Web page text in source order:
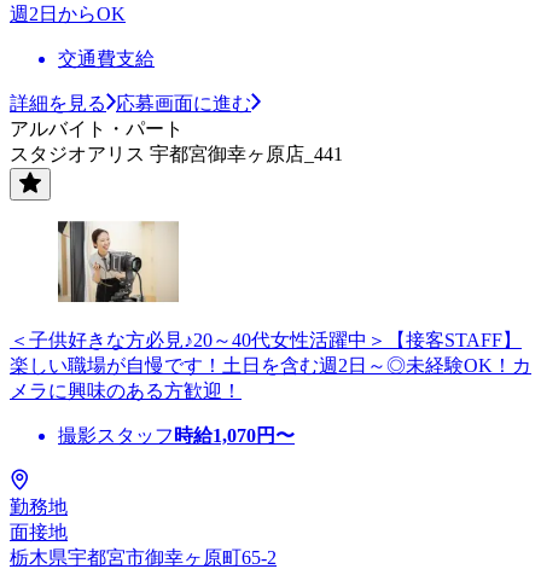
週2日からOK
交通費支給
詳細を見る
応募画面に進む
アルバイト・パート
スタジオアリス 宇都宮御幸ヶ原店_441
＜子供好きな方必見♪20～40代女性活躍中＞【接客STAFF】
楽しい職場が自慢です！土日を含む週2日～◎未経験OK！カ
メラに興味のある方歓迎！
撮影スタッフ 時給1,070円〜
勤務地
面接地
栃木県宇都宮市御幸ヶ原町65-2